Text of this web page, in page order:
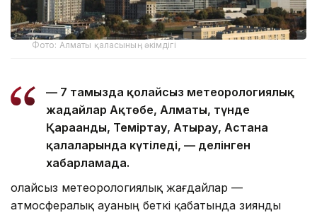
Фото: Алматы қаласының әкімдігі
— 7 тамызда қолайсыз метеорологиялық
жағдайлар Ақтөбе, Алматы, түнде
Қарағанды, Теміртау, Атырау, Астана
қалаларында күтіледі, — делінген
хабарламада.
Қолайсыз метеорологиялық жағдайлар —
атмосфералық ауаның беткі қабатында зиянды